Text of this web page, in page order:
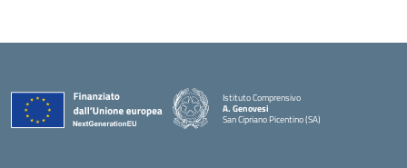
Istituto Comprensivo
A. Genovesi
San Cipriano Picentino (SA)
— Visita la pagina iniziale della scuola